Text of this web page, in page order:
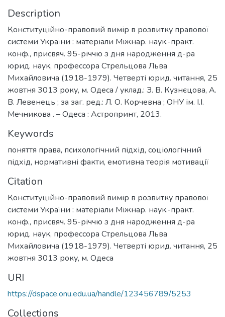
Description
Конституційно-правовий вимір в розвитку правової
системи України : матеріали Міжнар. наук.-практ.
конф., присвяч. 95-річчю з дня народження д-ра
юрид. наук, профессора Стрельцова Льва
Михайловича (1918-1979). Четверті юрид. читання, 25
жовтня 3013 року, м. Одеса / уклад.: З. В. Кузнєцова, А.
В. Левенець ; за заг. ред.: Л. О. Корчевна ; ОНУ ім. І.І.
Мечникова . – Одеса : Астропринт, 2013.
Keywords
поняття права, психологічний підхід, соціологічний
підхід, нормативні факти, емотивна теорія мотивації
Citation
Конституційно-правовий вимір в розвитку правової
системи України : матеріали Міжнар. наук.-практ.
конф., присвяч. 95-річчю з дня народження д-ра
юрид. наук, профессора Стрельцова Льва
Михайловича (1918-1979). Четверті юрид. читання, 25
жовтня 3013 року, м. Одеса
URI
https://dspace.onu.edu.ua/handle/123456789/5253
Collections